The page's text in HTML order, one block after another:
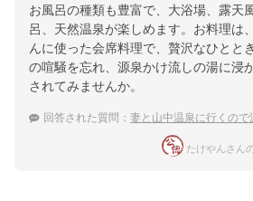
お風呂の種類も豊富で、大浴場、露天
呂、天然温泉が楽しめます。お料理は
んに使った会席料理で、贅沢なひとと
の喧騒を忘れ、源泉かけ流しの湯に浸
されてみませんか。
回答された質問： 妻と山中温泉に行くので源泉かけ流し
たけやんさん